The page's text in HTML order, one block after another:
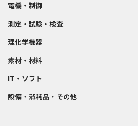
電機・制御
測定・試験・検査
理化学機器
素材・材料
IT・ソフト
設備・消耗品・その他